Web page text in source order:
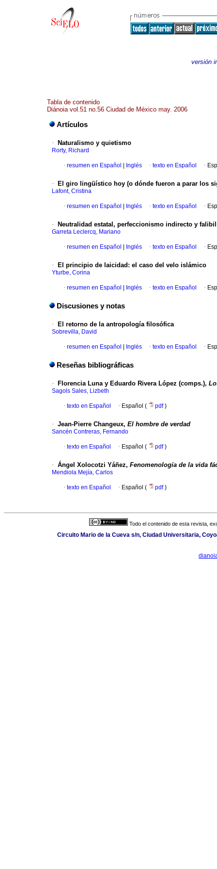
versión
Tabla de contenido
Diánoia vol.51 no.56 Ciudad de México may. 2006
Artículos
· Naturalismo y quietismo
Rorty, Richard
· resumen en Español Inglés · texto en Español ·
· El giro lingüístico hoy (o dónde fueron a parar los
Lafont, Cristina
· resumen en Español Inglés · texto en Español ·
· Neutralidad estatal, perfeccionismo indirecto y
Garreta Leclercq, Mariano
· resumen en Español Inglés · texto en Español ·
· El principio de laicidad: el caso del velo islámico
Yturbe, Corina
· resumen en Español Inglés · texto en Español ·
Discusiones y notas
· El retorno de la antropología filosófica
Sobrevilla, David
· resumen en Español Inglés · texto en Español ·
Reseñas bibliográficas
· Florencia Luna y Eduardo Rivera López (comps.),
Sagols Sales, Lizbeth
· texto en Español · Español ( pdf)
· Jean-Pierre Changeux, El hombre de verdad
Sancén Contreras, Fernando
· texto en Español · Español ( pdf)
· Ángel Xolocotzi Yáñez, Fenomenología de la vida
Mendiola Mejía, Carlos
· texto en Español · Español ( pdf)
Todo el contenido de esta revista,
Circuito Mario de la Cueva s/n, Ciudad Universitaria,